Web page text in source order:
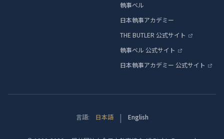
執事ベル
日本執事アカデミー
THE BUTLER 公式サイト
執事ベル 公式サイト
日本執事アカデミー 公式サイト
言語: 日本語 | English